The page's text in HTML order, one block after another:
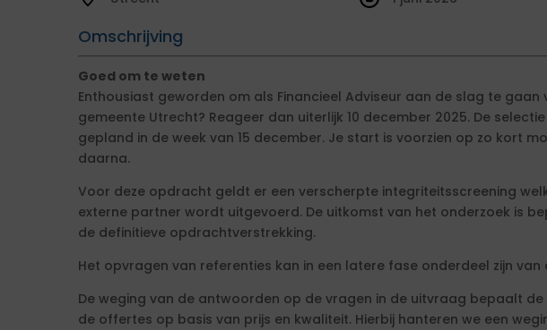
Omschrijving
Goed om te weten
Enthousiast geworden om als Financieel Adviseur aan de slag te gaan
gemeente Utrecht? Reageer dan uiterlijk 10 december 2025. De
gepland in de week van 15 december. Je start is voorzien op zo kort
daarna.
Voor deze opdracht geldt er een verscherpte integriteitsscreening
externe partner wordt uitgevoerd. De uitkomst van het onderzoek is
de definitieve opdrachtverstrekking.
Het opvragen van referenties kan in een latere fase onderdeel zijn van
De weging van de antwoorden op de vragen in de uitvraag bepaalt
de offertes op basis van prijs en kwaliteit. Hierbij hanteren we een